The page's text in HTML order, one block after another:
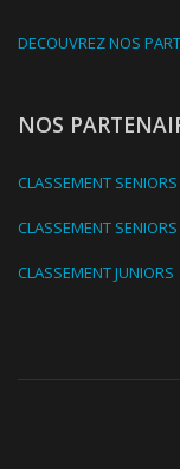
DECOUVREZ NOS
NOS
CLASSEMENT
CLASSEMENT SENIORS
CLASSEMENT JUNIORS